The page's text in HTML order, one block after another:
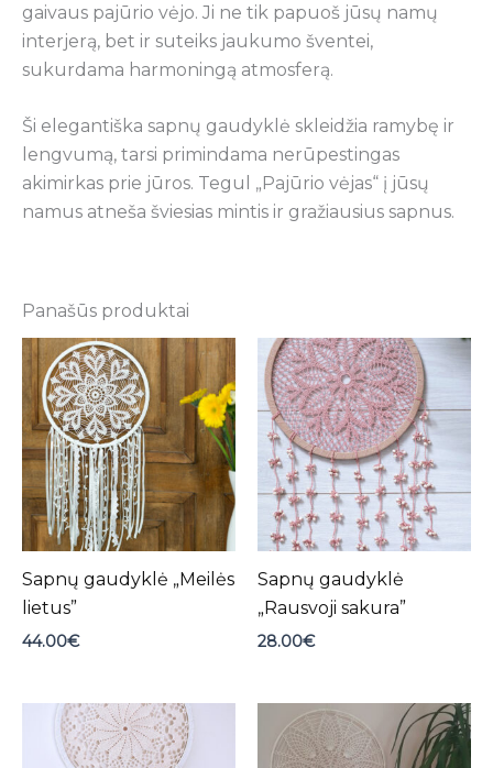
gaivaus pajūrio vėjo. Ji ne tik papuoš jūsų namų
interjerą, bet ir suteiks jaukumo šventei,
sukurdama harmoningą atmosferą.
Ši elegantiška sapnų gaudyklė skleidžia ramybę ir
lengvumą, tarsi primindama nerūpestingas
akimirkas prie jūros. Tegul „Pajūrio vėjas“ į jūsų
namus atneša šviesias mintis ir gražiausius sapnus.
Panašūs produktai
Sapnų gaudyklė „Meilės
lietus”
44.00€
Sapnų gaudyklė
„Rausvoji sakura”
28.00€